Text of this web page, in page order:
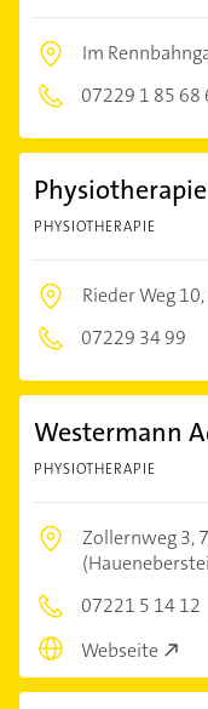
Im
07229 1 85 68
PHYSIOTHERAPIE
Rieder Weg 10,
07229 34 99
Westermann
PHYSIOTHERAPIE
Zollernweg 3,
07221 5 14 12
Webseite